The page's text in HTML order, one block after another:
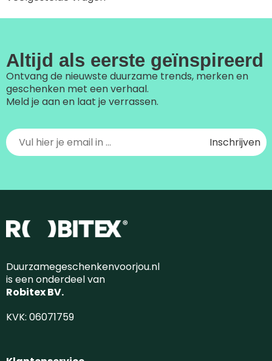
Altijd als eerste geïnspireerd
Ontvang de nieuwste duurzame trends, merken en
geschenken met een verhaal.
Meld je aan en laat je verrassen.
Duurzamegeschenkenvoorjou.nl
is een onderdeel van
Robitex BV.
KVK: 06071759